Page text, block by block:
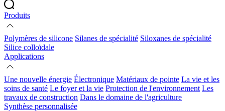
Produits
Polymères de silicone Silanes de spécialité Siloxanes de spécialité
Silice colloïdale
Applications
Une nouvelle énergie Électronique Matériaux de pointe La vie et les
soins de santé Le foyer et la vie Protection de l'environnement Les
travaux de construction Dans le domaine de l'agriculture
Synthèse personnalisée